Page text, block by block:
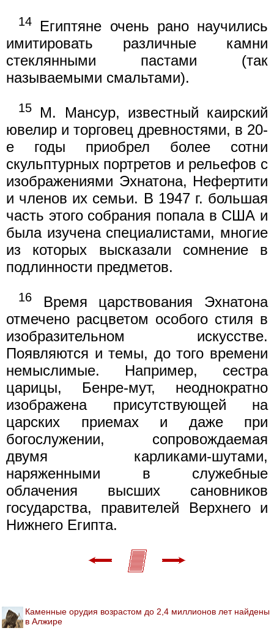
14
Египтяне очень рано научились
имитировать различные камни
стеклянными пастами (так
называемыми смальтами).
15
М. Мансур, известный каирский
ювелир и торговец древностями, в 20-
е годы приобрел более сотни
скульптурных портретов и рельефов с
изображениями Эхнатона, Нефертити
и членов их семьи. В 1947 г. большая
часть этого собрания попала в США и
была изучена специалистами, многие
из которых высказали сомнение в
подлинности предметов.
16
Время царствования Эхнатона
отмечено расцветом особого стиля в
изобразительном искусстве.
Появляются и темы, до того времени
немыслимые. Например, сестра
царицы, Бенре-мут, неоднократно
изображена присутствующей на
царских приемах и даже при
богослужении, сопровождаемая
двумя карликами-шутами,
наряженными в служебные
облачения высших сановников
государства, правителей Верхнего и
Нижнего Египта.
Каменные орудия возрастом до 2,4 миллионов лет найдены
в Алжире